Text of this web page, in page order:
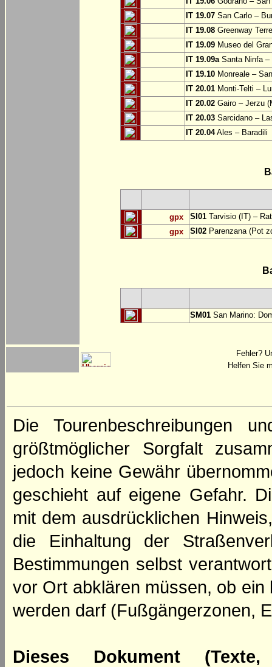
IT 19.07 San Carlo –
IT 19.08 Greenway
IT 19.09 Museo del
IT 19.09aSanta Ninfa –
IT 19.10 Monreale –
IT 20.01 Monti-Telti –
IT 20.02 Gairo – Jerzu
IT 20.03 Sarcidano –
IT 20.04Ales – Baradili
gpx SI01 Tarvisio (IT) –
gpx
SI02 Parenzana (Pot
SM01 San Marino:
Fehler?
Helfen Sie
Die Tourenbeschreibungen
größtmöglicher Sorgfalt
jedoch keine Gewähr
geschieht auf eigene Gefahr.
mit dem ausdrücklichen
die Einhaltung der
Bestimmungen selbst
vor Ort abklären müssen, ob
werden darf (Fußgängerzonen,
Dieses Dokument